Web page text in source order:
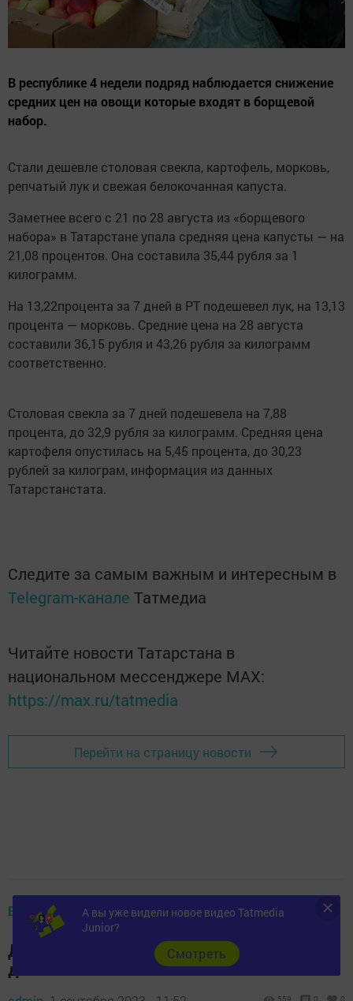
В республике 4 недели подряд наблюдается снижение
средних цен на овощи которые входят в борщевой
набор.
Стали дешевле столовая свекла, картофель, морковь,
репчатый лук и свежая белокочанная капуста.
Заметнее всего с 21 по 28 августа из «борщевого
набора» в Татарстане упала средняя цена капусты — на
21,08 процентов. Она составила 35,44 рубля за 1
килограмм.
На 13,22процента за 7 дней в РТ подешевел лук, на 13,13
процента — морковь. Средние цена на 28 августа
составили 36,15 рубля и 43,26 рубля за килограмм
соответственно.
Столовая свекла за 7 дней подешевела на 7,88
процента, до 32,9 рубля за килограмм. Средняя цена
картофеля опустилась на 5,45 процента, до 30,23
рублей за килограм, информация из данных
Татарстанстата.
Следите за самым важным и интересным в
Telegram-канале Татмедиа
Читайте новости Татарстана в
национальном мессенджере MАХ:
https://max.ru/tatmedia
Перейти на страницу новости
БЕЗОПАСНОСТЬ
Дорогие юные участники дорожного
движения!
А вы уже видели новое видео Tatmedia
Junior?
Cмотреть